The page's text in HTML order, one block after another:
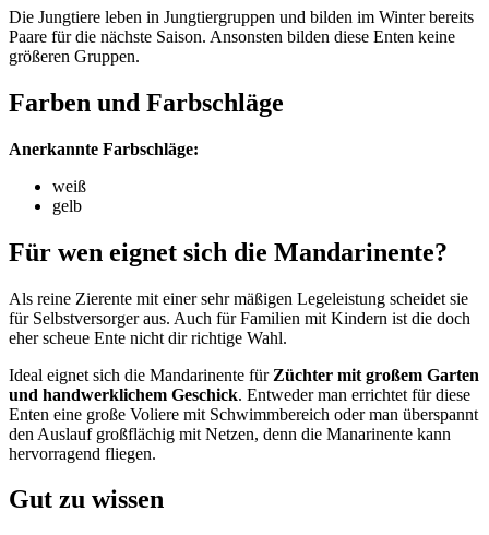
Die Jungtiere leben in Jungtiergruppen und bilden im Winter bereits
Paare für die nächste Saison. Ansonsten bilden diese Enten keine
größeren Gruppen.
Farben und Farbschläge
Anerkannte Farbschläge:
weiß
gelb
Für wen eignet sich die Mandarinente?
Als reine Zierente mit einer sehr mäßigen Legeleistung scheidet sie
für Selbstversorger aus. Auch für Familien mit Kindern ist die doch
eher scheue Ente nicht dir richtige Wahl.
Ideal eignet sich die Mandarinente für Züchter mit großem Garten
und handwerklichem Geschick. Entweder man errichtet für diese
Enten eine große Voliere mit Schwimmbereich oder man überspannt
den Auslauf großflächig mit Netzen, denn die Manarinente kann
hervorragend fliegen.
Gut zu wissen